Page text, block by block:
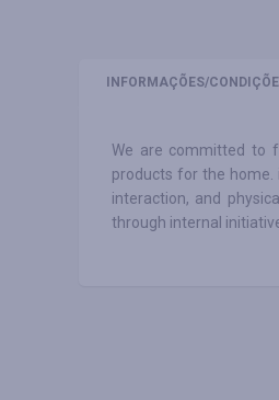
INFORMAÇÕES/
We are committed to
products for the
interaction, and
through internal